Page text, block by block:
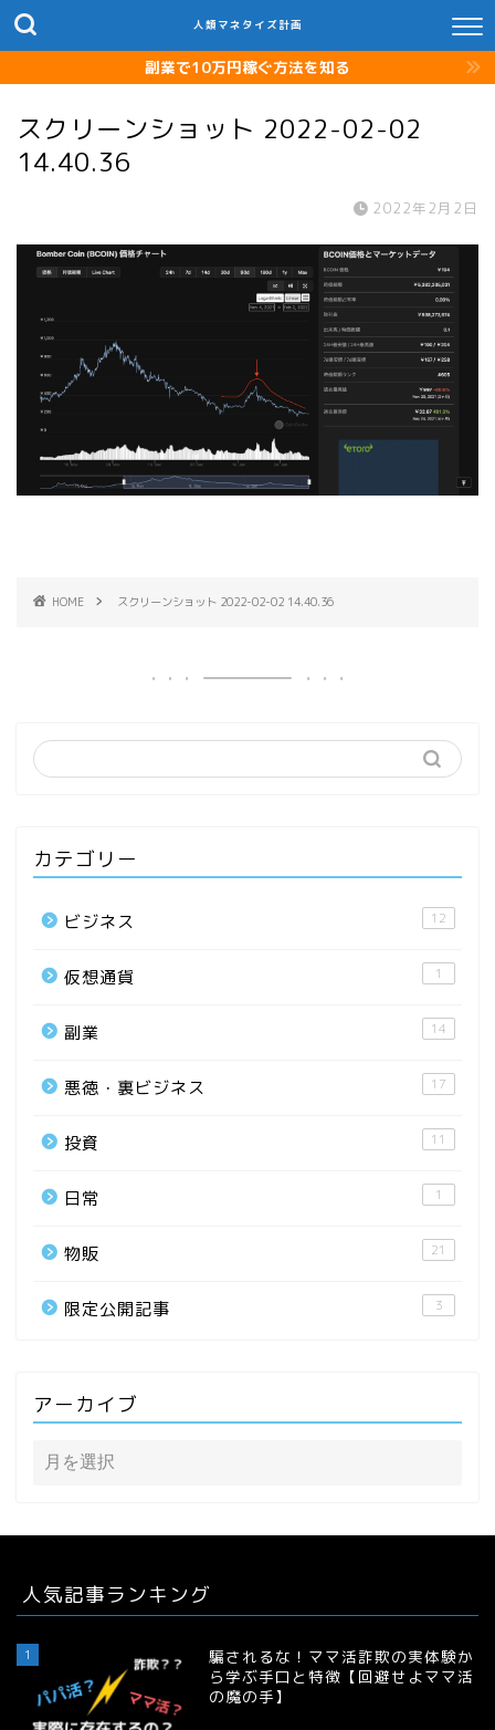
人類マネタイズ計画
副業で10万円稼ぐ方法を知る
スクリーンショット 2022-02-02
14.40.36
2022年2月2日
HOME スクリーンショット 2022-02-02 14.40.36
カテゴリー
ビジネス 12
仮想通貨 1
副業 14
悪徳・裏ビジネス 17
投資 11
日常 1
物販 21
限定公開記事 3
アーカイブ
人気記事ランキング
1
騙されるな！ママ活詐欺の実体験か
ら学ぶ手口と特徴【回避せよママ活
の魔の手】